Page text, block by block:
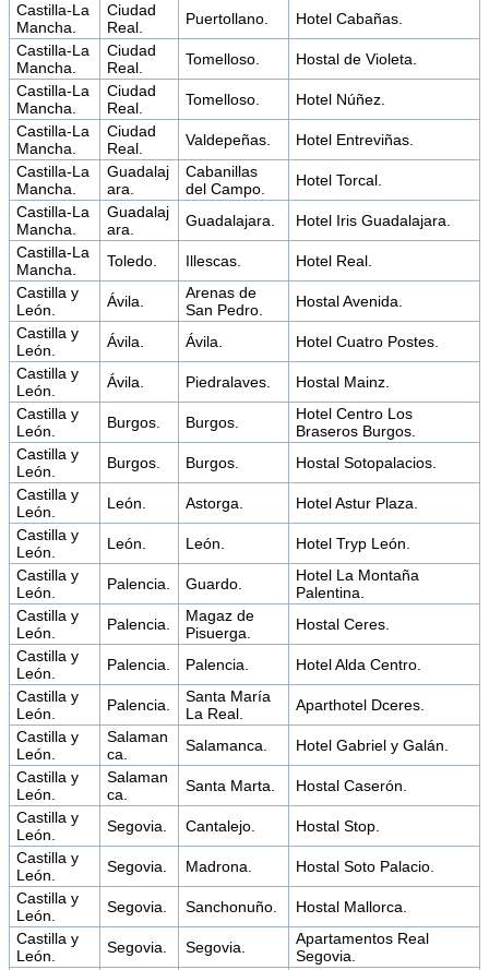
Castilla-La
Mancha.
Ciudad
Real.
Puertollano.
Hotel Cabañas.
Castilla-La
Mancha.
Ciudad
Real.
Tomelloso.
Hostal de Violeta.
Castilla-La
Mancha.
Ciudad
Real.
Tomelloso.
Hotel Núñez.
Castilla-La
Mancha.
Ciudad
Real.
Valdepeñas.
Hotel Entreviñas.
Castilla-La
Mancha.
Guadalaj
ara.
Cabanillas
del Campo.
Hotel Torcal.
Castilla-La
Mancha.
Guadalaj
ara.
Guadalajara.
Hotel Iris Guadalajara.
Castilla-La
Mancha.
Toledo. Illescas.
Hotel Real.
Castilla y
León.
Ávila.
Arenas de
San Pedro.
Hostal Avenida.
Castilla y
León.
Ávila. Ávila.
Hotel Cuatro Postes.
Castilla y
León.
Ávila. Piedralaves.
Hostal Mainz.
Castilla y
León.
Burgos. Burgos.
Hotel Centro Los
Braseros Burgos.
Castilla y
León.
Burgos. Burgos.
Hostal Sotopalacios.
Castilla y
León.
León. Astorga.
Hotel Astur Plaza.
Castilla y
León.
León. León.
Hotel Tryp León.
Castilla y
León.
Palencia. Guardo.
Hotel La Montaña
Palentina.
Castilla y
León.
Palencia.
Magaz de
Pisuerga.
Hostal Ceres.
Castilla y
León.
Palencia. Palencia.
Hotel Alda Centro.
Castilla y
León.
Palencia.
Santa María
La Real.
Aparthotel Dceres.
Castilla y
León.
Salaman
ca.
Salamanca.
Hotel Gabriel y Galán.
Castilla y
León.
Salaman
ca.
Santa Marta.
Hostal Caserón.
Castilla y
León.
Segovia. Cantalejo.
Hostal Stop.
Castilla y
León.
Segovia. Madrona.
Hostal Soto Palacio.
Castilla y
León.
Segovia. Sanchonuño.
Hostal Mallorca.
Castilla y
León.
Segovia. Segovia.
Apartamentos Real
Segovia.